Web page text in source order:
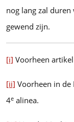
nog lang zal
gewend zijn.
[i] Voorheen
[ii] Voorheen in
4e alinea.